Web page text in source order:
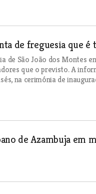
de freguesia que é
de São João dos Montes
que o previsto. A
na cerimónia de
de Azambuja em